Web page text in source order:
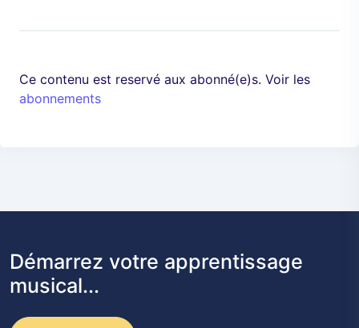
Ce contenu est reservé aux abonné(e)s. Voir les
abonnements
Démarrez votre apprentissage
musical...